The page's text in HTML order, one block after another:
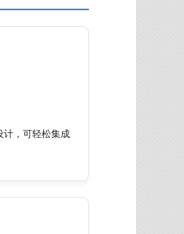
计，可轻松集成